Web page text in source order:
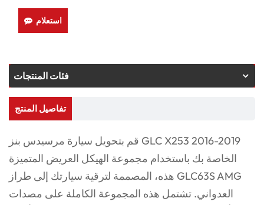
استعلام
فئات المنتجات
تفاصيل المنتج
قم بتحويل سيارة مرسيدس بنز GLC X253 2016-2019
الخاصة بك باستخدام مجموعة الهيكل العريض المتميزة
هذه، المصممة لترقية سيارتك إلى طراز GLC63S AMG
العدواني. تشتمل هذه المجموعة الكاملة على مصدات